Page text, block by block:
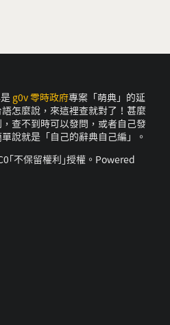
g0v 零時政府專案「萌典」的延
怎麼說，來這裡查就對了！甚麼
查不到時可以發問，或者自己發
說就是「自己的辭典自己編」。
｢不保留權利｣授權。Powered